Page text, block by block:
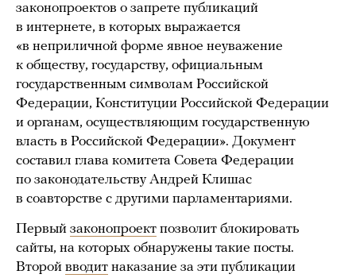
законопроектов о запрете публикаций
в интернете, в которых выражается
«в неприличной форме явное неуважение
к обществу, государству, официальным
государственным символам Российской
Федерации, Конституции Российской Федерации
и органам, осуществляющим государственную
власть в Российской Федерации». Документ
составил глава комитета Совета Федерации
по законодательству Андрей Клишас
в соавторстве с другими парламентариями.
Первый законопроект позволит блокировать
сайты, на которых обнаружены такие посты.
Второй вводит наказание за эти публикации